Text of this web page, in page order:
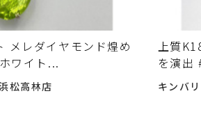
メレダイヤモンド煌め
ワイト...
松高林店
上質
を演出
キンバ